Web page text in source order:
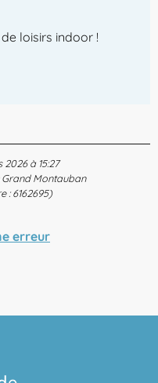
loisirs indoor !
à 15:27
Montauban
:6162695)
erreur